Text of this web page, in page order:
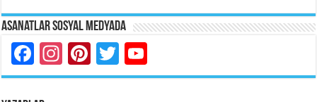
Asanatlar Sosyal Medyada
Facebook
Instagram
Pinterest
Twitter